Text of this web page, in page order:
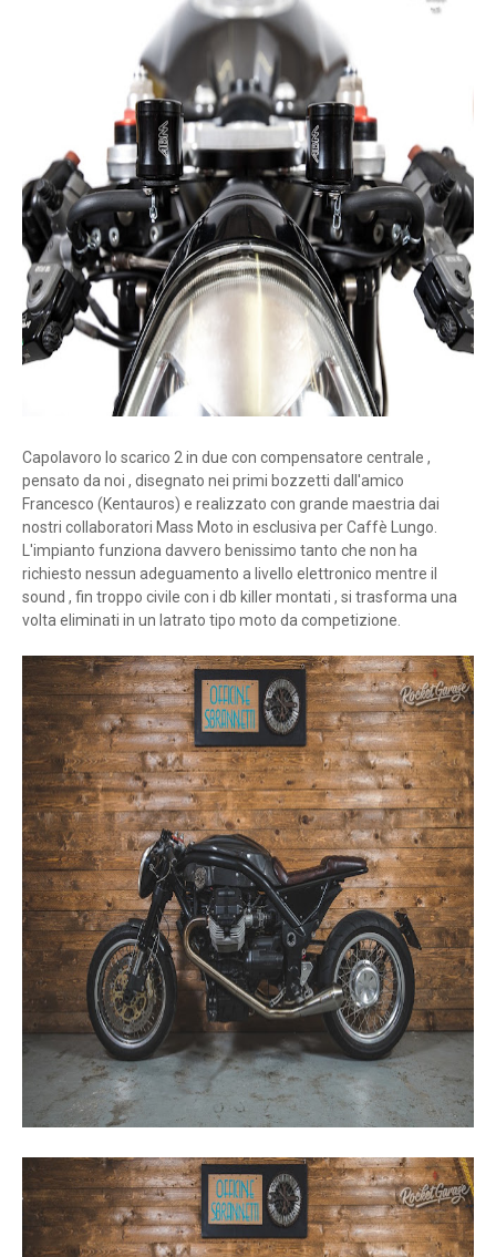
Capolavoro lo scarico 2 in due con compensatore centrale ,
pensato da noi , disegnato nei primi bozzetti dall'amico
Francesco (Kentauros) e realizzato con grande maestria dai
nostri collaboratori Mass Moto in esclusiva per Caffè Lungo.
L'impianto funziona davvero benissimo tanto che non ha
richiesto nessun adeguamento a livello elettronico mentre il
sound , fin troppo civile con i db killer montati , si trasforma una
volta eliminati in un latrato tipo moto da competizione.